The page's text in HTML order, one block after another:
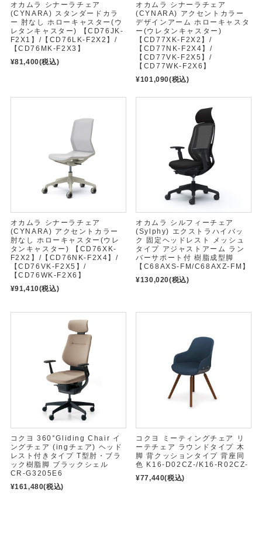
オカムラ シナーラチェア
(CYNARA) スタンダードカラ
ー 肘なし ホローキャスター(ウ
レタンキャスター) 【CD76JK-
F2X1】/【CD76LK-F2X2】/
【CD76MK-F2X3】
¥81,400(税込)
オカムラ シナーラチェア
(CYNARA) アクセントカラー
デザインアーム ホローキャスタ
ー(ウレタンキャスター)
【CD77XK-F2X2】/
【CD77NK-F2X4】/
【CD77VK-F2X5】/
【CD77WK-F2X6】
¥101,090(税込)
オカムラ シナーラチェア
(CYNARA) アクセントカラー
肘なし ホローキャスター(ウレ
タンキャスター) 【CD76XK-
F2X2】/【CD76NK-F2X4】/
【CD76VK-F2X5】/
【CD76WK-F2X6】
¥91,410(税込)
オカムラ シルフィーチェア
(Sylphy) エクストラハイバッ
ク 固定ヘッドレスト メッシュ
タイプ アジャストアーム ラン
バーサポート付 樹脂成型脚
【C68AXS-FM/C68AXZ-FM】
¥130,020(税込)
コクヨ 360°Gliding Chair イ
ングチェア (ingチェア) ヘッド
レスト付きタイプ T型肘・ブラ
ック樹脂脚 ブラックシェル
CR-G3205E6
¥161,480(税込)
コクヨ ミーティングチェア リ
ーテチェア ラウンドタイプ 木
脚 背クッションタイプ 背座同
色 K16-D02CZ-/K16-R02CZ-
¥77,440(税込)